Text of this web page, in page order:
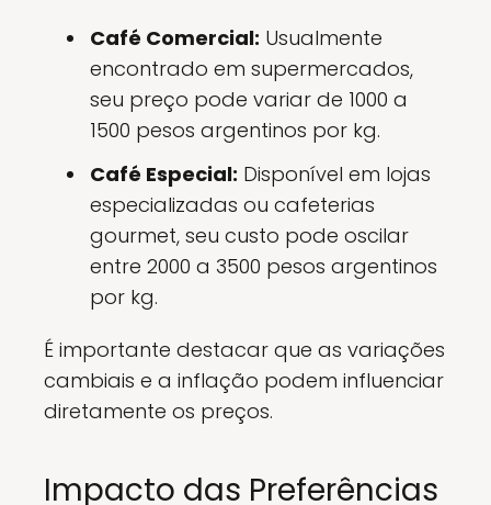
Café Comercial: Usualmente
encontrado em supermercados,
seu preço pode variar de 1000 a
1500 pesos argentinos por kg.
Café Especial: Disponível em lojas
especializadas ou cafeterias
gourmet, seu custo pode oscilar
entre 2000 a 3500 pesos argentinos
por kg.
É importante destacar que as variações
cambiais e a inflação podem influenciar
diretamente os preços.
Impacto das Preferências